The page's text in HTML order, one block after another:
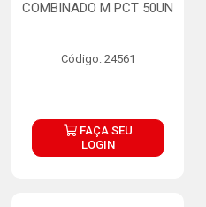
COMBINADO M PCT 50UN
Código: 24561
FAÇA SEU
LOGIN